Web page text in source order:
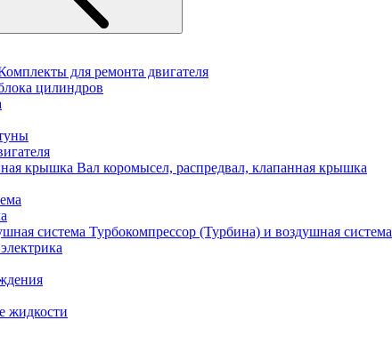
для ремонта двигателя
цилиндров
Вал коромысел, распредвал, клапанная крышка
Турбокомпрессор (Турбина) и воздушная система
жидкости